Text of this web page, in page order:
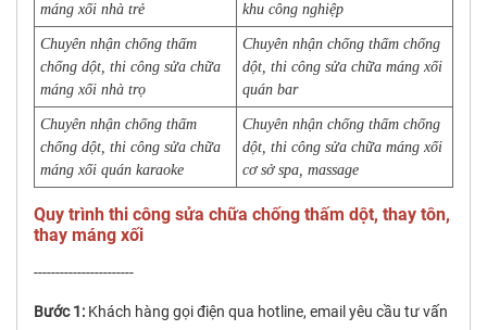
máng xối nhà trẻ
khu công nghiệp
Chuyên nhận chống thấm
chống dột, thi công sửa chữa
máng xối nhà trọ
Chuyên nhận chống thấm chống
dột, thi công sửa chữa máng xối
quán bar
Chuyên nhận chống thấm
chống dột, thi công sửa chữa
máng xối quán karaoke
Chuyên nhận chống thấm chống
dột, thi công sửa chữa máng xối
cơ sở spa, massage
Quy trình thi công sửa chữa chống thấm dột, thay tôn,
thay máng xối
-----------------------
Bước 1: Khách hàng gọi điện qua hotline, email yêu cầu tư vấn